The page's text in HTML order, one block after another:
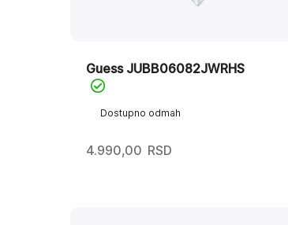
Dostupno odmah
Guess JUBB06082JWRHS
4.990,00 RSD